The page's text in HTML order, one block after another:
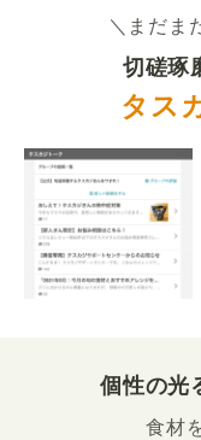
＼まだま
切磋琢
タス
個性の光
食材